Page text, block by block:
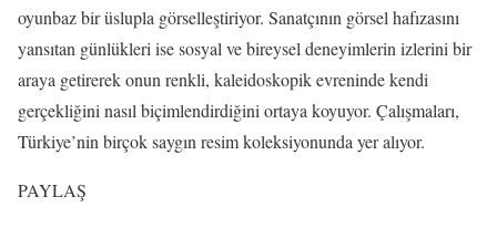
oyunbaz bir üslupla görselleştiriyor. Sanatçının görsel hafızasını
yansıtan günlükleri ise sosyal ve bireysel deneyimlerin izlerini bir
araya getirerek onun renkli, kaleidoskopik evreninde kendi
gerçekliğini nasıl biçimlendirdiğini ortaya koyuyor. Çalışmaları,
Türkiye’nin birçok saygın resim koleksiyonunda yer alıyor.
PAYLAŞ